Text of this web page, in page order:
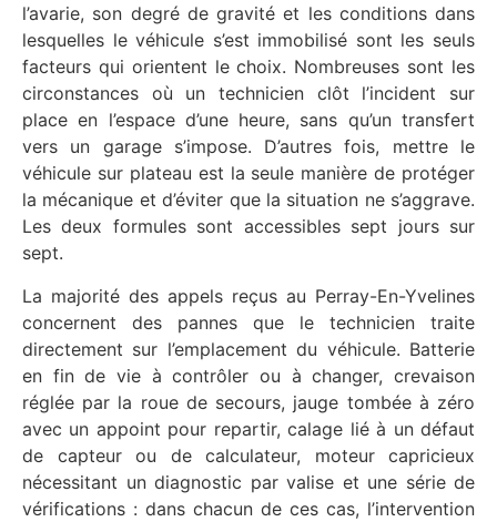
l’avarie, son degré de gravité et les conditions dans
lesquelles le véhicule s’est immobilisé sont les seuls
facteurs qui orientent le choix. Nombreuses sont les
circonstances où un technicien clôt l’incident sur
place en l’espace d’une heure, sans qu’un transfert
vers un garage s’impose. D’autres fois, mettre le
véhicule sur plateau est la seule manière de protéger
la mécanique et d’éviter que la situation ne s’aggrave.
Les deux formules sont accessibles sept jours sur
sept.
La majorité des appels reçus au Perray-En-Yvelines
concernent des pannes que le technicien traite
directement sur l’emplacement du véhicule. Batterie
en fin de vie à contrôler ou à changer, crevaison
réglée par la roue de secours, jauge tombée à zéro
avec un appoint pour repartir, calage lié à un défaut
de capteur ou de calculateur, moteur capricieux
nécessitant un diagnostic par valise et une série de
vérifications : dans chacun de ces cas, l’intervention